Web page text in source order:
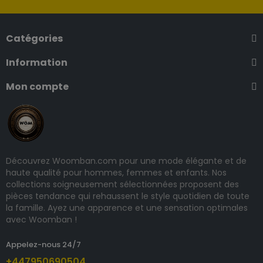
Catégories
Information
Mon compte
Découvrez Woomban.com pour une mode élégante et de
haute qualité pour hommes, femmes et enfants. Nos
collections soigneusement sélectionnées proposent des
pièces tendance qui rehaussent le style quotidien de toute
la famille. Ayez une apparence et une sensation optimales
avec Woomban !
Appelez-nous 24/7